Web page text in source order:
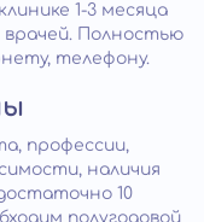
1-3 месяца
Полностью
телефону.
профессии,
наличия
10
полугодовой